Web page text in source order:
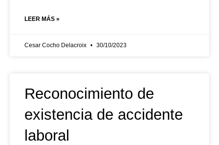
LEER MÁS »
Cesar Cocho Delacroix 30/10/2023
Reconocimiento de
existencia de accidente
laboral